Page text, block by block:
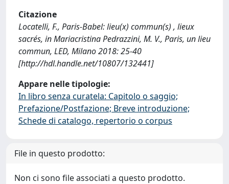
Citazione
Locatelli, F., Paris-Babel: lieu(x) commun(s) , lieux
sacrés, in Mariacristina Pedrazzini, M. V., Paris, un lieu
commun, LED, Milano 2018: 25-40
[http://hdl.handle.net/10807/132441]
Appare nelle tipologie:
In libro senza curatela: Capitolo o saggio;
Prefazione/Postfazione; Breve introduzione;
Schede di catalogo, repertorio o corpus
File in questo prodotto:
Non ci sono file associati a questo prodotto.